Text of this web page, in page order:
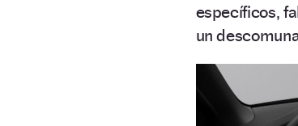
específicos,
un